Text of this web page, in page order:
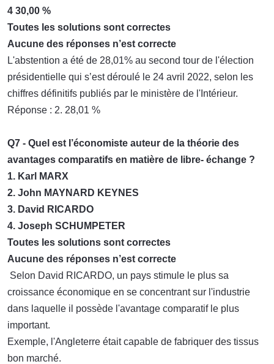
4 30,00 %
Toutes les solutions sont correctes
Aucune des réponses n’est correcte
L'abstention a été de 28,01% au second tour de l'élection
présidentielle qui s’est déroulé le 24 avril 2022, selon les
chiffres définitifs publiés par le ministère de l'Intérieur.
Réponse : 2. 28,01 %
Q7 - Quel est I’économiste auteur de la théorie des
avantages comparatifs en matière de libre- échange ?
1. Karl MARX
2. John MAYNARD KEYNES
3. David RICARDO
4. Joseph SCHUMPETER
Toutes les solutions sont correctes
Aucune des réponses n’est correcte
Selon David RICARDO, un pays stimule le plus sa
croissance économique en se concentrant sur l'industrie
dans laquelle il possède l'avantage comparatif le plus
important.
Exemple, l'Angleterre était capable de fabriquer des tissus
bon marché.